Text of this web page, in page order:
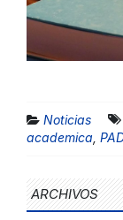
Noticias
academica
ARCHIVOS